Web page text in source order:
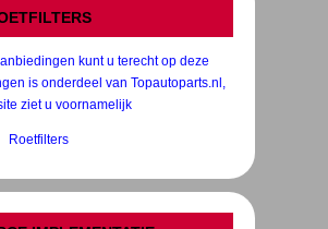
kunt u terecht op deze
is onderdeel van Topautoparts.nl,
ziet u voornamelijk
Roetfilters